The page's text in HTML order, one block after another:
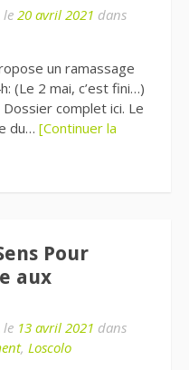
le 20 avril 2021 dans
un ramassage
(Le 2 mai, c’est fini…)
complet ici. Le
du… [Continuer la
Pour
aux
le 13 avril 2021 dans
, Loscolo